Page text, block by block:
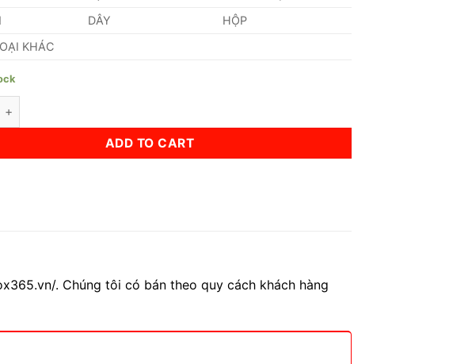
DÂY
HỘP
KHÁC
Phi 198 quantity
ADD TO CART
. Chúng tôi có bán theo quy cách khách hàng